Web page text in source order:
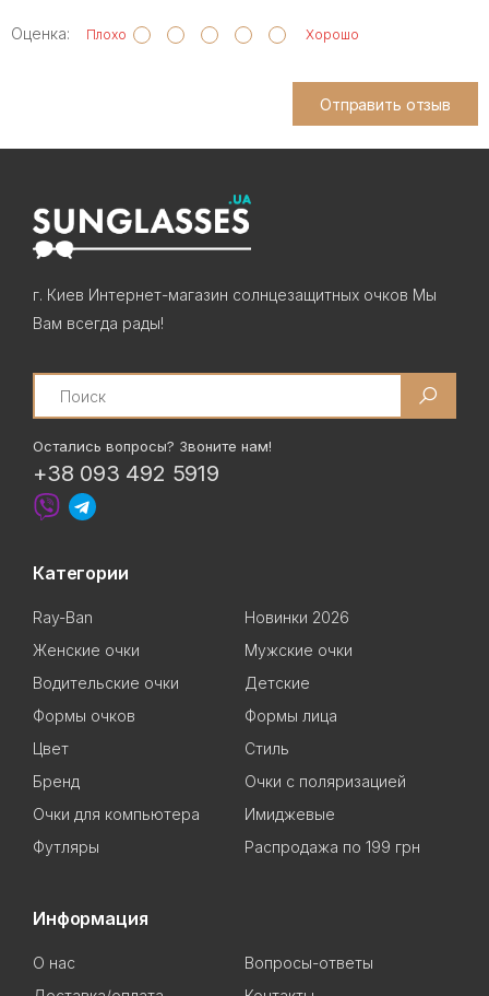
Оценка: Плохо Хорошо
Отправить отзыв
г. Киев Интернет-магазин солнцезащитных очков Мы
Вам всегда рады!
Search
Остались вопросы? Звоните нам!
+38 093 492 5919
Категории
Ray-Ban
Новинки 2026
Женские очки
Мужские очки
Водительские очки
Детские
Формы очков
Формы лица
Цвет
Стиль
Бренд
Очки с поляризацией
Очки для компьютера
Имиджевые
Футляры
Распродажа по 199 грн
Информация
О нас
Вопросы-ответы